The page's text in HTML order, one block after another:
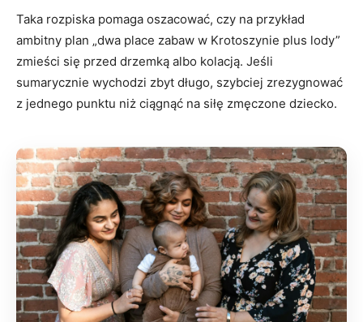
Taka rozpiska pomaga oszacować, czy na przykład
ambitny plan „dwa place zabaw w Krotoszynie plus lody”
zmieści się przed drzemką albo kolacją. Jeśli
sumarycznie wychodzi zbyt długo, szybciej zrezygnować
z jednego punktu niż ciągnąć na siłę zmęczone dziecko.